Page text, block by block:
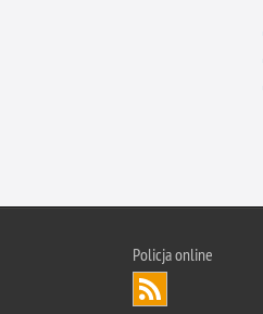
Policja online